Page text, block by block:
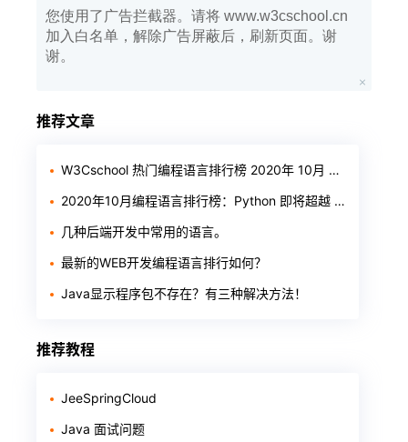
您使用了广告拦截器。请将 www.w3cschool.cn
加入白名单，解除广告屏蔽后，刷新页面。谢
谢。
推荐文章
W3Cschool 热门编程语言排行榜 2020年 10月 TOP10
2020年10月编程语言排行榜：Python 即将超越 Java
几种后端开发中常用的语言。
最新的WEB开发编程语言排行如何？
Java显示程序包不存在？有三种解决方法！
推荐教程
JeeSpringCloud
Java 面试问题